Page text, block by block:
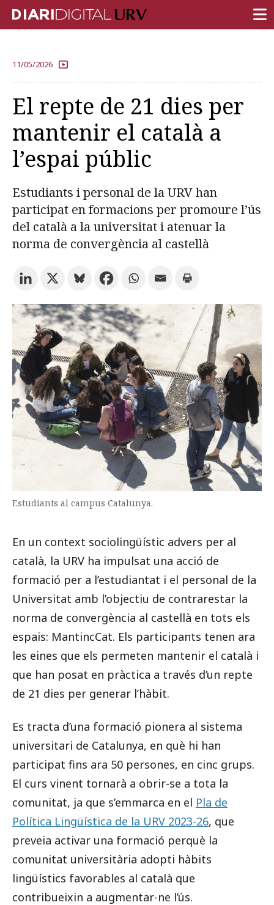
DOCÈNCIA
INSTITUCIÓ
VIDA AL CAMPUS
REPORTATGES
Més categories
Prova la cerca avançada
Subscriu-te als butlletins de la URV Agenda
CATALÀ ESPAÑOL ENGLISH
11/05/2026
El repte de 21 dies per
mantenir el català a
l’espai públic
Estudiants i personal de la URV han
participat en formacions per promoure l’ús
del català a la universitat i atenuar la
norma de convergència al castellà
Estudiants al campus Catalunya.
En un context sociolingüístic advers per al
català, la URV ha impulsat una acció de
formació per a l’estudiantat i el personal de la
Universitat amb l’objectiu de contrarestar la
norma de convergència al castellà en tots els
espais: MantincCat. Els participants tenen ara
les eines que els permeten mantenir el català i
que han posat en pràctica a través d’un repte
de 21 dies per generar l’hàbit.
Es tracta d’una formació pionera al sistema
universitari de Catalunya, en què hi han
participat fins ara 50 persones, en cinc grups.
El curs vinent tornarà a obrir-se a tota la
comunitat, ja que s’emmarca en el Pla de
Política Lingüística de la URV 2023-26, que
preveia activar una formació perquè la
comunitat universitària adopti hàbits
lingüístics favorables al català que
contribueixin a augmentar-ne l’ús.